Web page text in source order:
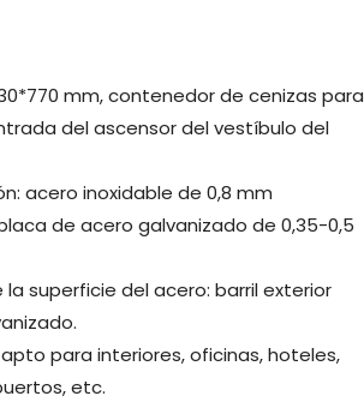
mm, contenedor de cenizas para
del ascensor del vestíbulo del
acero inoxidable de 0,8 mm
de acero galvanizado de 0,35-0,5
superficie del acero: barril exterior
para interiores, oficinas, hoteles,
etc.